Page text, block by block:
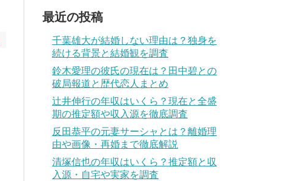
最近の投稿
千葉雄大が結婚しない理由は？独身を
続ける背景と結婚観を調査
鈴木愛理の彼氏の現在は？田中碧との
破局報道と歴代恋人まとめ
辻井伸行の年収はいくら？現在と全盛
期の推定額や収入源を徹底調査
反田恭平の元妻サーシャとは？離婚理
由や画像・再婚まで徹底解説
清塚信也の年収はいくら？推定額と収
入源・自宅や実家を調査